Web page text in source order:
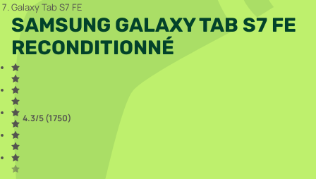
Galaxy Tab S7 FE
SAMSUNG GALAXY TAB S7 FE
RECONDITIONNÉ
4.3/5 (1 750)